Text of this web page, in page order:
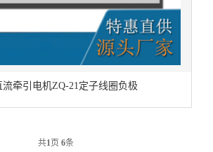
流牵引电机ZQ-21定子线圈负极
共1 页 6条